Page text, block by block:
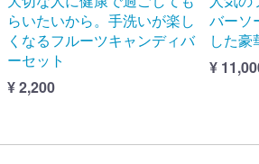
らいたいから。手洗いが楽し
くなるフルーツキャンディバ
ーセット
¥ 2,200
バーソ
した豪
¥